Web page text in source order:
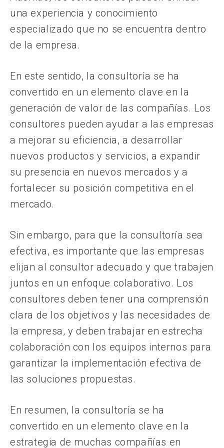
una experiencia y conocimiento
especializado que no se encuentra dentro
de la empresa.
En este sentido, la consultoría se ha
convertido en un elemento clave en la
generación de valor de las compañías. Los
consultores pueden ayudar a las empresas
a mejorar su eficiencia, a desarrollar
nuevos productos y servicios, a expandir
su presencia en nuevos mercados y a
fortalecer su posición competitiva en el
mercado.
Sin embargo, para que la consultoría sea
efectiva, es importante que las empresas
elijan al consultor adecuado y que trabajen
juntos en un enfoque colaborativo. Los
consultores deben tener una comprensión
clara de los objetivos y las necesidades de
la empresa, y deben trabajar en estrecha
colaboración con los equipos internos para
garantizar la implementación efectiva de
las soluciones propuestas.
En resumen, la consultoría se ha
convertido en un elemento clave en la
estrategia de muchas compañías en